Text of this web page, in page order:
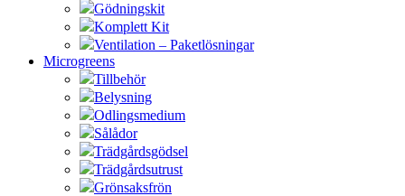
Gödningskit
Komplett Kit
Ventilation – Paketlösningar
Microgreens
Tillbehör
Belysning
Odlingsmedium
Sålådor
Trädgårdsgödsel
Trädgårdsutrust
Grönsaksfrön